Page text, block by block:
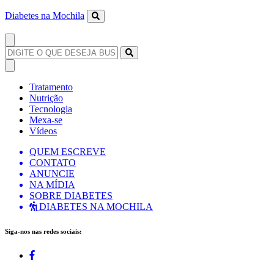
Diabetes na Mochila
Tratamento
Nutrição
Tecnologia
Mexa-se
Vídeos
QUEM ESCREVE
CONTATO
ANUNCIE
NA MÍDIA
SOBRE DIABETES
DIABETES NA MOCHILA
Siga-nos nas redes sociais: